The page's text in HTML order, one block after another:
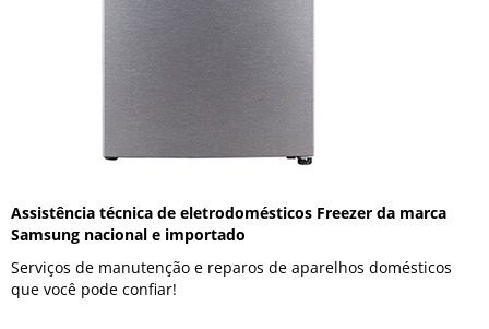
Assistência técnica de eletrodomésticos Freezer da marca
Samsung nacional e importado
Serviços de manutenção e reparos de aparelhos domésticos
que você pode confiar!